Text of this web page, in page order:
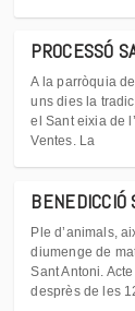
PROCESSÓ
A la parròquia
uns dies la
el Sant eixia de
Ventes. La
BENEDICCIÓ
Ple d’animals,
diumenge de
Sant Antoni.
desprès de les